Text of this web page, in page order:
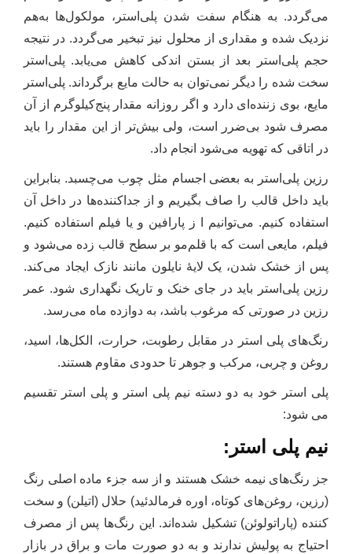
می‌گردد. به ‌هنگام سفت شدن پلی‌استر، مولکول‌ها به‌هم
نزدیک شده و مقداری از محلول نیز تبخیر می‌گردد. در نتیجه
حجم پلی‌استر بعد از بستن اندکی کاهش می‌یابد. پلی‌استر
سخت شده را دیگر نمی‌توان به حالت مایع برگرداند. پلی‌استر
مایع، بوی زننده‌ای دارد و اگر روزانه مقدار پنج‌کیلوگرم از آن
مصرف شود بی‌ضرر است، ولی بیش‌تر از این مقدار را باید
در اتاقی که تهویه می‌شود انجام داد.
رزین پلی‌استر به بعضی اجسام مثل چوب می‌چسبد. بنابراین
باید داخل قالب را صاف بگیریم و از جداکننده‌ها در داخل آن
استفاده کنیم. می‌توانیم ا ز پارافین و یا فیلم استفاده کنیم.
فیلم، مایعی است که با قلم‌مو بر سطح قالب زده می‌شود و
پس از خشک شدن، یک لایۀ نایلون مانند نازک ایجاد می‌کند.
رزین ‌پلی‌استر باید در جای خنک و تاریک نگهداری شود. عمر
رزین در صورتی که مرغوب باشد، به دوازده ‌ماه می‌رسد.
رنگ‌های پلی استر در مقابل رطوبت، حرارت، الکل‌ها، اسید،
روغن و چربی، مرکب و جوهر تا حدودی مقاوم هستند.
پلی استر خود به دو دسته نیم پلی استر و پلی استر تقسیم
می شود:
نیم پلی استر:
جز رنگ‌های نیمه خشک هستند و از سه جزء ماده اصلی رنگ
(رزین، روغن‌های کوتاه، اوره فرمالدئید) حلال (اتیلن) و سخت
کننده (پاراتولوئن) تشکیل شده‌اند. این رنگ‌ها پس از مصرف
احتیاج به پولیش ندارند و به دو صورت مات و براق در بازار